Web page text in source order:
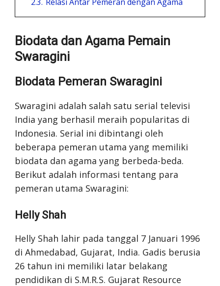
Biodata dan Agama Pemain
Swaragini
Biodata Pemeran Swaragini
Swaragini adalah salah satu serial televisi
India yang berhasil meraih popularitas di
Indonesia. Serial ini dibintangi oleh
beberapa pemeran utama yang memiliki
biodata dan agama yang berbeda-beda.
Berikut adalah informasi tentang para
pemeran utama Swaragini:
Helly Shah
Helly Shah lahir pada tanggal 7 Januari 1996
di Ahmedabad, Gujarat, India. Gadis berusia
26 tahun ini memiliki latar belakang
pendidikan di S.M.R.S. Gujarat Resource